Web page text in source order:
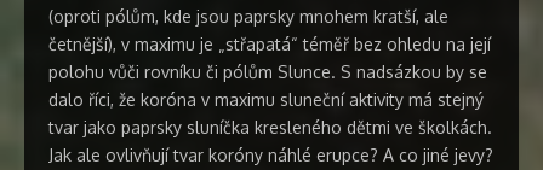
(oproti pólům, kde jsou paprsky mnohem kratší, ale
četnější), v maximu je „střapatá“ téměř bez ohledu na její
polohu vůči rovníku či pólům Slunce. S nadsázkou by se
dalo říci, že koróna v maximu sluneční aktivity má stejný
tvar jako paprsky sluníčka kresleného dětmi ve školkách.
Jak ale ovlivňují tvar koróny náhlé erupce? A co jiné jevy?